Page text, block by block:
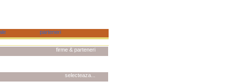
firme & parteneri
selecteaza...